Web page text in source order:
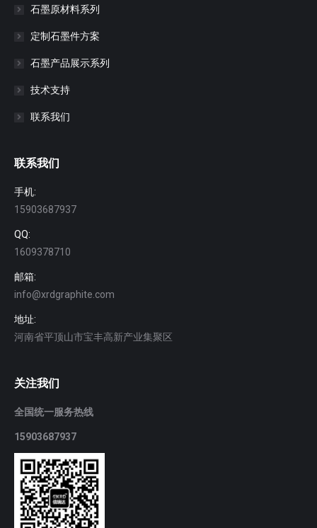
石墨原材料系列
定制石墨件方案
石墨产品展示系列
技术支持
联系我们
联系我们
手机:
15903687937
QQ:
1609378710
邮箱:
info@xrdgraphite.com
地址:
河南省平顶山市宝丰高新产业集聚区
关注我们
全国统一服务热线
15903687937